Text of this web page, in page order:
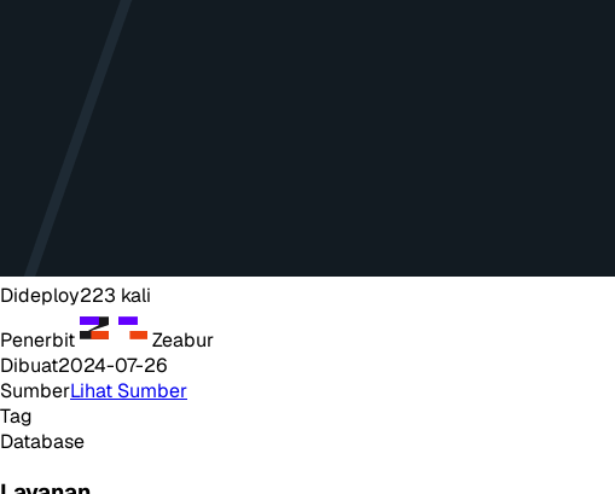
Dideploy223 kali
Penerbit
Zeabur
Dibuat2024-07-26
SumberLihat Sumber
Tag
Database